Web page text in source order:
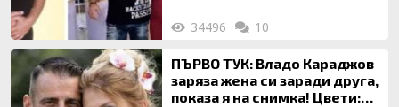
34496 10
ПЪРВО ТУК: Владо Караджов
заряза жена си заради друга,
показа я на снимка! Цвети: